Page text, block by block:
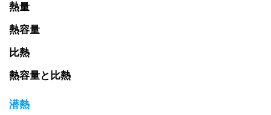
熱量
熱容量
比熱
熱容量と比熱
潜熱